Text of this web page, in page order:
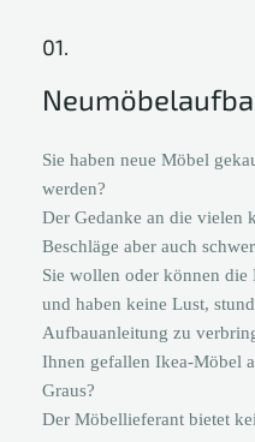
01.
Sie haben neue Möbel
werden?
Der Gedanke an die vielen
Beschläge aber auch
Sie wollen oder können
und haben keine Lust,
Aufbauanleitung zu
Ihnen gefallen Ikea-Möbel
Graus?
Der Möbellieferant bietet